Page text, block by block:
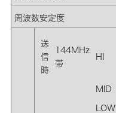
周波数安定度
送
信
時
144MHz
帯
HI
MID
LOW